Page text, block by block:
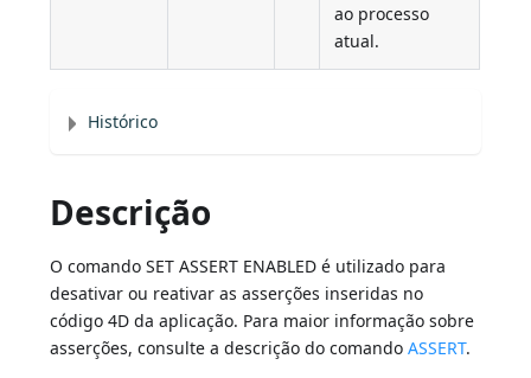
ao processo
atual.
Histórico
Descrição
O comando SET ASSERT ENABLED é utilizado para
desativar ou reativar as asserções inseridas no
código 4D da aplicação. Para maior informação sobre
asserções, consulte a descrição do comandoASSERT.